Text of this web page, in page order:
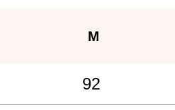
92
M